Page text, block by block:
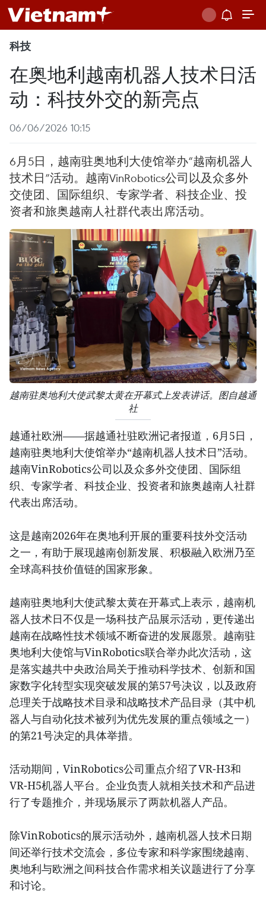
科技
在奥地利越南机器人技术日活
动：科技外交的新亮点
06/06/2026 10:15
6月5日，越南驻奥地利大使馆举办“越南机器人
技术日”活动。越南VinRobotics公司以及众多外
交使团、国际组织、专家学者、科技企业、投
资者和旅奥越南人社群代表出席活动。
越南驻奥地利大使武黎太黄在开幕式上发表讲话。图自越通
社
越通社欧洲——据越通社驻欧洲记者报道，6月5日，
越南驻奥地利大使馆举办“越南机器人技术日”活动。
越南VinRobotics公司以及众多外交使团、国际组
织、专家学者、科技企业、投资者和旅奥越南人社群
代表出席活动。
这是越南2026年在奥地利开展的重要科技外交活动
之一，有助于展现越南创新发展、积极融入欧洲乃至
全球高科技价值链的国家形象。
越南驻奥地利大使武黎太黄在开幕式上表示，越南机
器人技术日不仅是一场科技产品展示活动，更传递出
越南在战略性技术领域不断奋进的发展愿景。越南驻
奥地利大使馆与VinRobotics联合举办此次活动，这
是落实越共中央政治局关于推动科学技术、创新和国
家数字化转型实现突破发展的第57号决议，以及政府
总理关于战略技术目录和战略技术产品目录（其中机
器人与自动化技术被列为优先发展的重点领域之一）
的第21号决定的具体举措。
活动期间，VinRobotics公司重点介绍了VR-H3和
VR-H5机器人平台。企业负责人就相关技术和产品进
行了专题推介，并现场展示了两款机器人产品。
除VinRobotics的展示活动外，越南机器人技术日期
间还举行技术交流会，多位专家和科学家围绕越南、
奥地利与欧洲之间科技合作需求相关议题进行了分享
和讨论。